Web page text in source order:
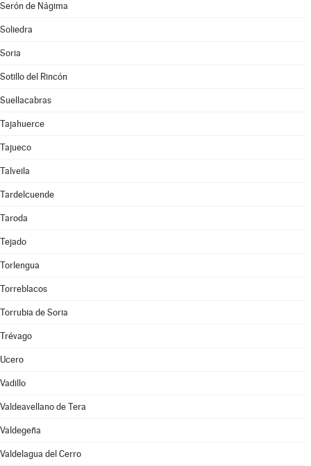
Serón de Nágima
Soliedra
Soria
Sotillo del Rincón
Suellacabras
Tajahuerce
Tajueco
Talveila
Tardelcuende
Taroda
Tejado
Torlengua
Torreblacos
Torrubia de Soria
Trévago
Ucero
Vadillo
Valdeavellano de Tera
Valdegeña
Valdelagua del Cerro